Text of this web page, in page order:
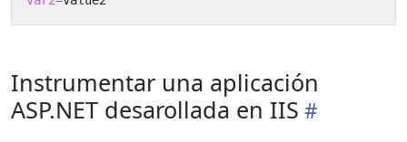
Instrumentar una aplicación
ASP.NET desarollada en IIS